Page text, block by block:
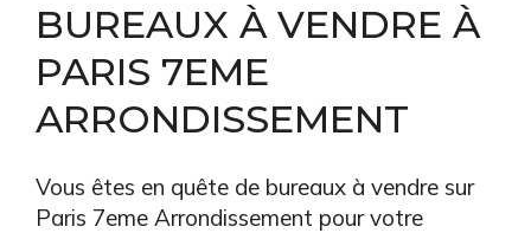
BUREAUX À VENDRE À
PARIS 7EME
ARRONDISSEMENT
Vous êtes en quête de bureaux à vendre sur
Paris 7eme Arrondissement pour votre